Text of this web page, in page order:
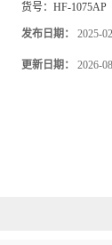
货号： HF-1075AP
发布日期： 2025-
更新日期： 2026-